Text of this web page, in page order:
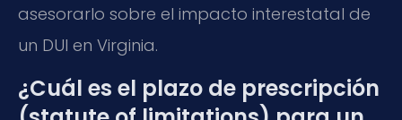
asesorarlo sobre el impacto interestatal de
un DUI en Virginia.
¿Cuál es el plazo de prescripción